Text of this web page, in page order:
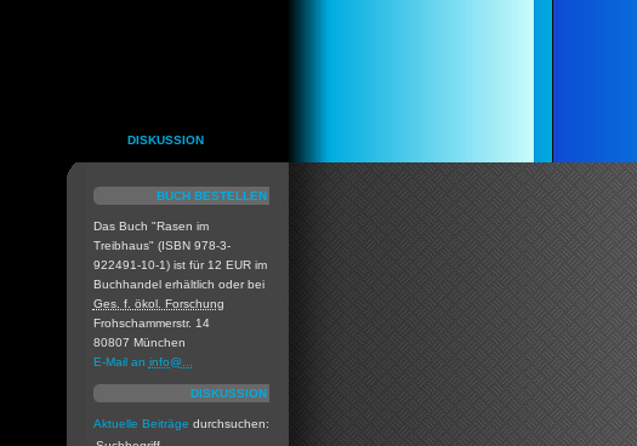
DISKUSSION
BUCH BESTELLEN
Das Buch "Rasen im
Treibhaus" (ISBN 978-3-
922491-10-1) ist für 12 EUR im
Buchhandel erhältlich oder bei
Ges. f. ökol. Forschung
Frohschammerstr. 14
80807 München
E-Mail an info@...
DISKUSSION
Aktuelle Beiträge durchsuchen: